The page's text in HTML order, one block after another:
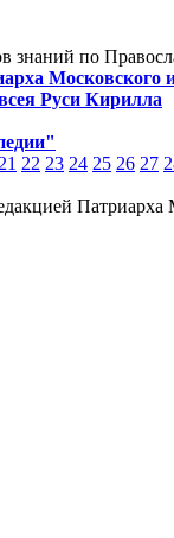
знаний по
Московского
Руси Кирилла
21 22 23 24 25 26 27
Патриарха